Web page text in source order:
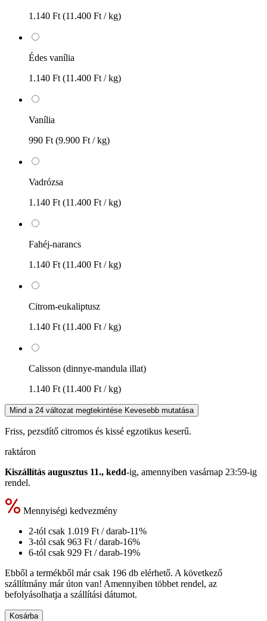
1.140 Ft (11.400 Ft / kg)
Édes vanília
1.140 Ft (11.400 Ft / kg)
Vanília
990 Ft (9.900 Ft / kg)
Vadrózsa
1.140 Ft (11.400 Ft / kg)
Fahéj-narancs
1.140 Ft (11.400 Ft / kg)
Citrom-eukaliptusz
1.140 Ft (11.400 Ft / kg)
Calisson (dinnye-mandula illat)
1.140 Ft (11.400 Ft / kg)
Mind a 24 változat megtekintése Kevesebb mutatása
Friss, pezsdítő citromos és kissé egzotikus keserű.
raktáron
Kiszállítás augusztus 11., kedd-ig, amennyiben vasárnap 23:59-ig
rendel.
Mennyiségi kedvezmény
2-tól csak 1.019 Ft / darab-11%
3-tól csak 963 Ft / darab-16%
6-tól csak 929 Ft / darab-19%
Ebből a termékből már csak 196 db elérhető. A következő
szállítmány már úton van! Amennyiben többet rendel, az
befolyásolhatja a szállítási dátumot.
Kosárba